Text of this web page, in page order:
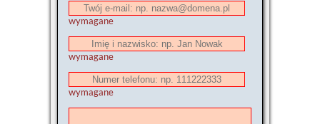
wymagane
wymagane
wymagane